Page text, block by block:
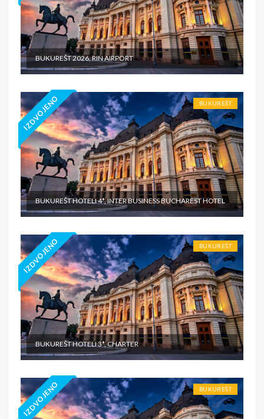
BUKUREŠT 2026, RIN AIRPORT
IZDVOJENO BUKUREŠT
BUKUREŠT HOTELI 4*, INTER BUSINESS BUCHAREST HOTEL
IZDVOJENO BUKUREŠT
BUKUREŠT HOTELI 3*, CHARTER
IZDVOJENO BUKUREŠT